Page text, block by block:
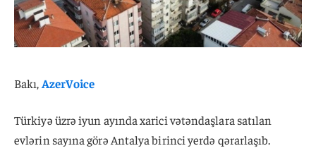
Bakı,AzerVoice
Türkiyə üzrə iyun ayında xarici vətəndaşlara satılan
evlərin sayına görə Antalya birinci yerdə qərarlaşıb.